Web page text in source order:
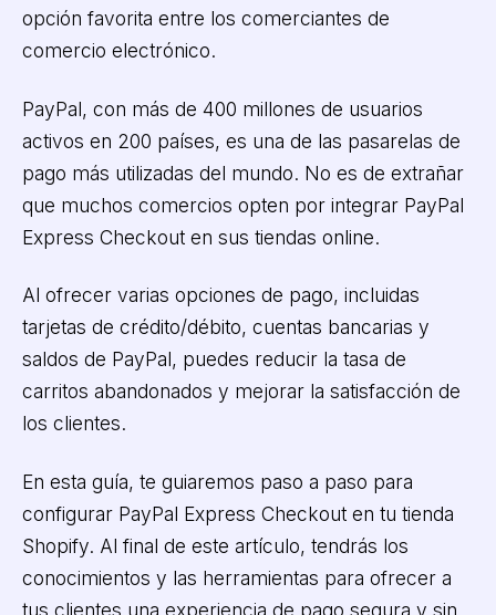
opción favorita entre los comerciantes de
comercio electrónico.
PayPal, con más de 400 millones de usuarios
activos en 200 países, es una de las pasarelas de
pago más utilizadas del mundo. No es de extrañar
que muchos comercios opten por integrar PayPal
Express Checkout en sus tiendas online.
Al ofrecer varias opciones de pago, incluidas
tarjetas de crédito/débito, cuentas bancarias y
saldos de PayPal, puedes reducir la tasa de
carritos abandonados y mejorar la satisfacción de
los clientes.
En esta guía, te guiaremos paso a paso para
configurar PayPal Express Checkout en tu tienda
Shopify. Al final de este artículo, tendrás los
conocimientos y las herramientas para ofrecer a
tus clientes una experiencia de pago segura y sin